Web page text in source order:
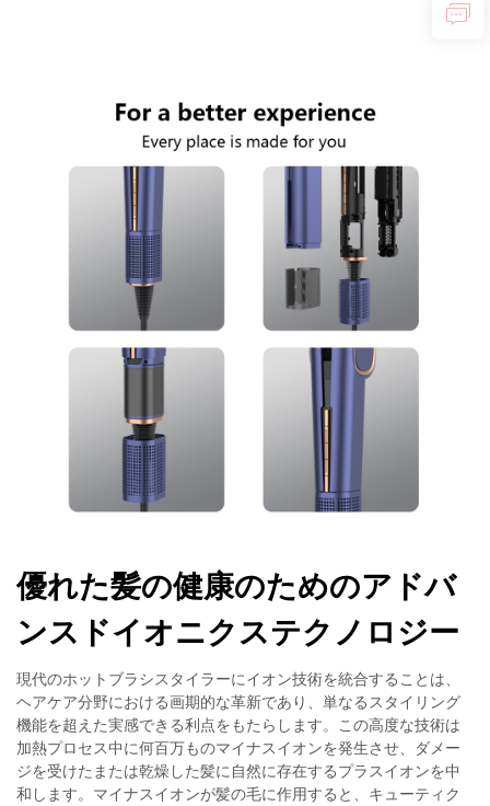
優れた髪の健康のためのアドバ
ンスドイオニクステクノロジー
現代のホットブラシスタイラーにイオン技術を統合することは、
ヘアケア分野における画期的な革新であり、単なるスタイリング
機能を超えた実感できる利点をもたらします。この高度な技術は
加熱プロセス中に何百万ものマイナスイオンを発生させ、ダメー
ジを受けたまたは乾燥した髪に自然に存在するプラスイオンを中
和します。マイナスイオンが髪の毛に作用すると、キューティク